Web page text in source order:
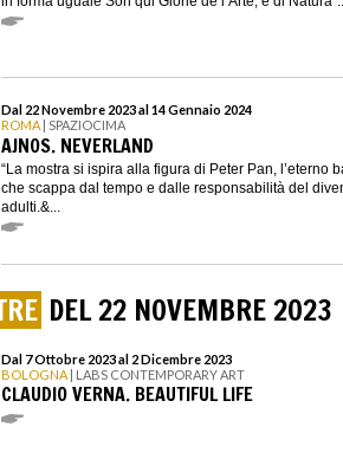
Dal 22 Novembre 2023 al 14 Gennaio 2024
ROMA | SPAZIOCIMA
AJNOS. NEVERLAND
“La mostra si ispira alla figura di Peter Pan, l’eterno
che scappa dal tempo e dalle responsabilità del
adulti.&...
DEL 22 NOVEMBRE 2023
Dal 7 Ottobre 2023 al 2 Dicembre 2023
BOLOGNA | LABS CONTEMPORARY ART
CLAUDIO VERNA. BEAUTIFUL LIFE